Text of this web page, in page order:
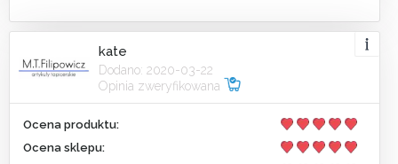
kate
Dodano: 2020-03-22
Opinia zweryfikowana
Ocena produktu:
Ocena sklepu: